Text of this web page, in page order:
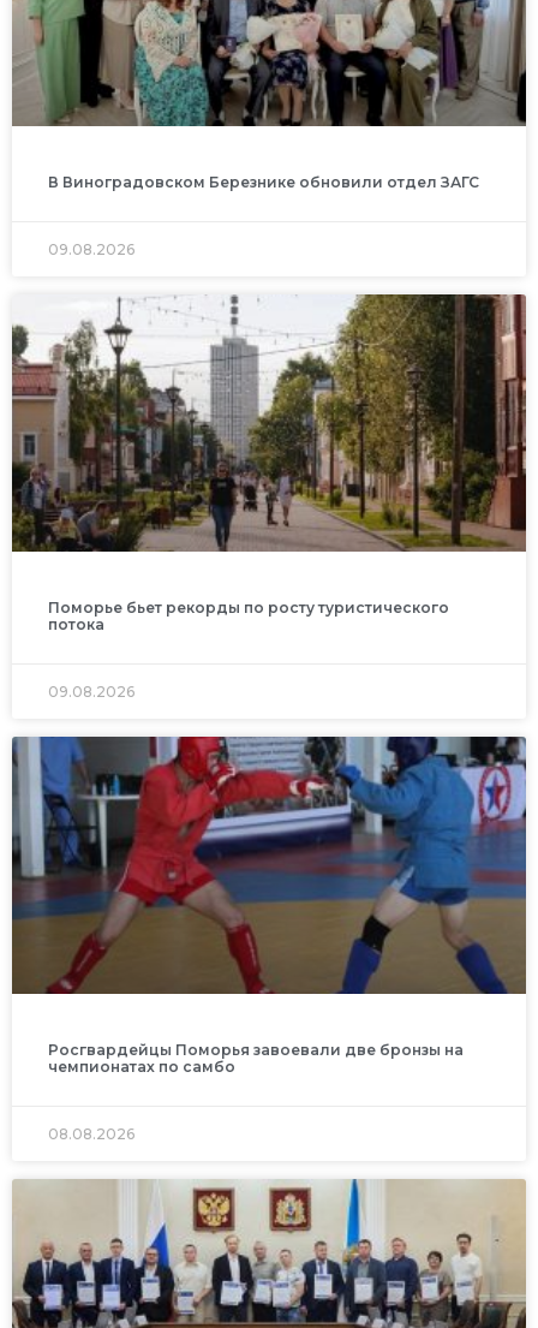
В Виноградовском Березнике обновили отдел ЗАГС
09.08.2026
Поморье бьет рекорды по росту туристического
потока
09.08.2026
Росгвардейцы Поморья завоевали две бронзы на
чемпионатах по самбо
08.08.2026